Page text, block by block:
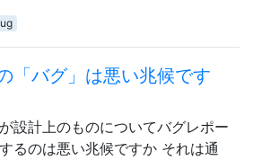
「バグ」は悪い兆候です
設計上のものについてバグレポー
るのは悪い兆候ですか それは通